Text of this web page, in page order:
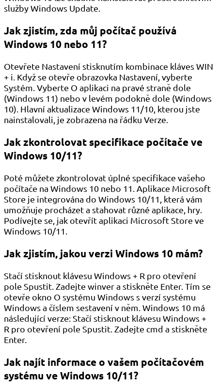
služby Windows Update.
Jak zjistím, zda můj počítač používá
Windows 10 nebo 11?
Otevřete Nastavení stisknutím kombinace kláves WIN
+ i. Když se otevře obrazovka Nastavení, vyberte
Systém. Vyberte O aplikaci na pravé straně dole
(Windows 11) nebo v levém podokně dole (Windows
10). Hlavní aktualizace Windows 11/10, kterou jste
nainstalovali, je zobrazena na řádku Verze.
Jak zkontrolovat specifikace počítače ve
Windows 10/11?
Poté můžete zkontrolovat úplné specifikace vašeho
počítače na Windows 10 nebo 11. Aplikace Microsoft
Store je integrována do Windows 10/11, která vám
umožňuje procházet a stahovat různé aplikace, hry.
Podívejte se, jak otevřít aplikaci Microsoft Store ve
Windows 10/11.
Jak zjistím, jakou verzi Windows 10 mám?
Stačí stisknout klávesu Windows + R pro otevření
pole Spustit. Zadejte winver a stiskněte Enter. Tím se
otevře okno O systému Windows s verzí systému
Windows a číslem sestavení v něm. Windows 10 má
následující verze: Stačí stisknout klávesu Windows +
R pro otevření pole Spustit. Zadejte cmd a stiskněte
Enter.
Jak najít informace o vašem počítačovém
systému ve Windows 10/11?